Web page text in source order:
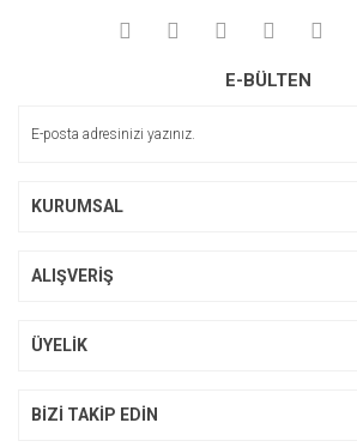
Ürün açıklamasında eksik bilgiler bulunuyor.
E-BÜLTEN
KURUMSAL
ALIŞVERİŞ
ÜYELİK
BİZİ TAKİP EDİN